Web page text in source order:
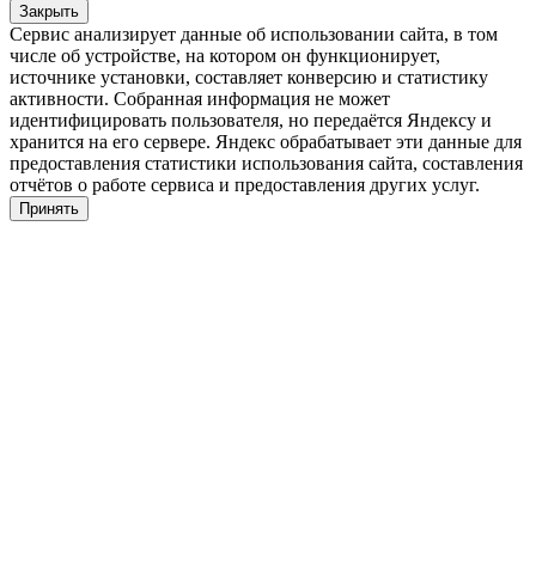
Закрыть
Сервис анализирует данные об использовании сайта, в том
числе об устройстве, на котором он функционирует,
источнике установки, составляет конверсию и статистику
активности. Собранная информация не может
идентифицировать пользователя, но передаётся Яндексу и
хранится на его сервере. Яндекс обрабатывает эти данные для
предоставления статистики использования сайта, составления
отчётов о работе сервиса и предоставления других услуг.
Принять